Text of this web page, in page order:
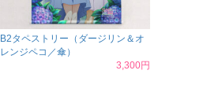
B2タペストリー（ダージリン＆オ
レンジペコ／傘）
3,300円